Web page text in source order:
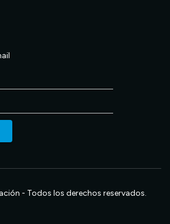
- Todos los derechos reservados.